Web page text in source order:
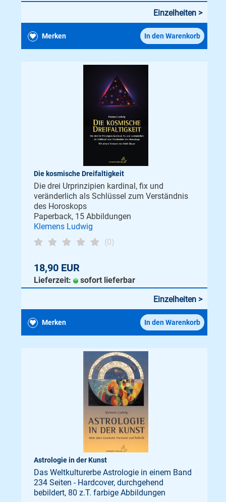
Einzelheiten >
Merken In den Warenkorb
Die kosmische Dreifaltigkeit
Die drei Urprinzipien kardinal, fix und
veränderlich als Schlüssel zum Verständnis
des Horoskops
Paperback, 15 Abbildungen
Klemens Ludwig
(0)
18,90 EUR
Lieferzeit:
sofort lieferbar
Einzelheiten >
Merken In den Warenkorb
Astrologie in der Kunst
Das Weltkulturerbe Astrologie in einem Band
234 Seiten - Hardcover, durchgehend
bebildert, 80 z.T. farbige Abbildungen